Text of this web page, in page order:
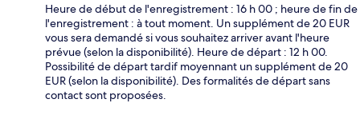
Heure de début de l'enregistrement : 16 h 00 ; heure de fin de
l'enregistrement : à tout moment. Un supplément de 20 EUR
vous sera demandé si vous souhaitez arriver avant l'heure
prévue (selon la disponibilité). Heure de départ : 12 h 00.
Possibilité de départ tardif moyennant un supplément de 20
EUR (selon la disponibilité). Des formalités de départ sans
contact sont proposées.